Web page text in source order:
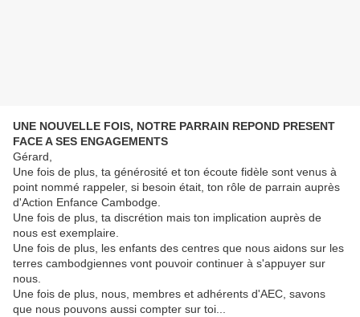
UNE NOUVELLE FOIS, NOTRE PARRAIN REPOND PRESENT
FACE A SES ENGAGEMENTS
Gérard,
Une fois de plus, ta générosité et ton écoute fidèle sont venus à
point nommé rappeler, si besoin était, ton rôle de parrain auprès
d'Action Enfance Cambodge.
Une fois de plus, ta discrétion mais ton implication auprès de
nous est exemplaire.
Une fois de plus, les enfants des centres que nous aidons sur les
terres cambodgiennes vont pouvoir continuer à s'appuyer sur
nous.
Une fois de plus, nous, membres et adhérents d'AEC, savons
que nous pouvons aussi compter sur toi...